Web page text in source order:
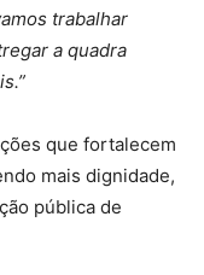
trabalhar
a quadra
que fortalecem
mais dignidade,
pública de